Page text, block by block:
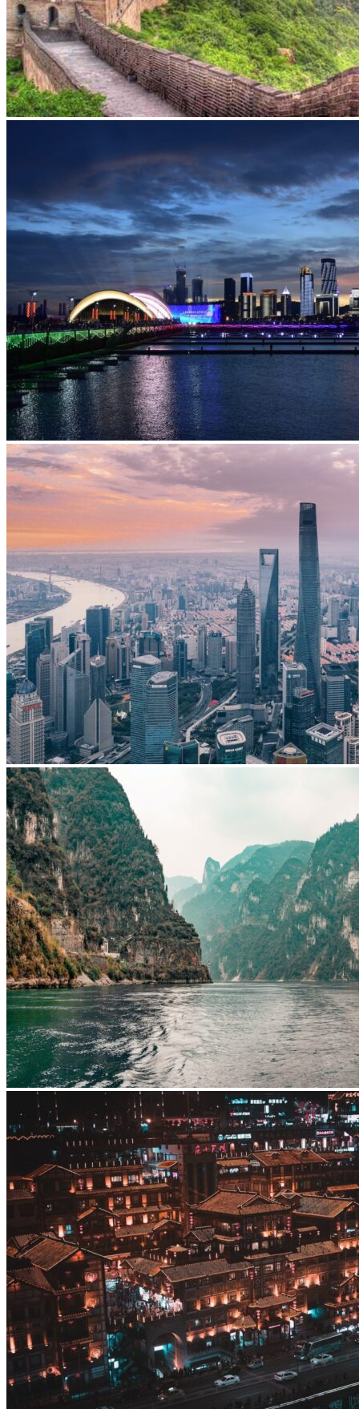
Demande d’info
09 83 07 44 60